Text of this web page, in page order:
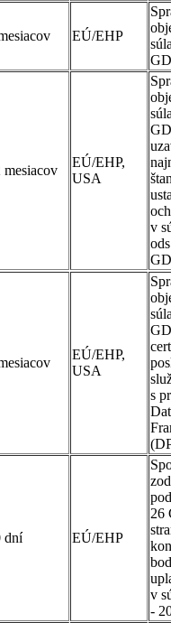
EÚ/EHP
mesiacov
EÚ/EHP,
USA
v
EÚ/EHP,
USA
s
dní EÚ/EHP
26
v
-